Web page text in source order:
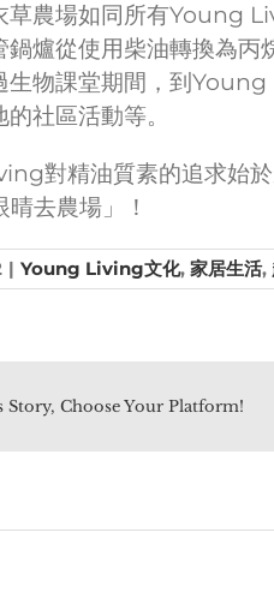
草農場如同所有Young
鍋爐從使用柴油轉換為
生物課堂期間，到
社區活動等。
對精油質素的追求始
晴去農場」！
| Young Living文化, 家居生活,
Story, Choose Your Platform!